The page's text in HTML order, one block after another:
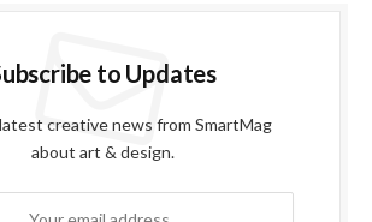
to Updates
creative news from SmartMag
about art & design.